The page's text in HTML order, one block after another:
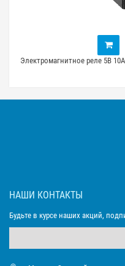
Электромагнитное реле 5В
НАШИ КОНТАКТЫ
Будьте в курсе наших акций,